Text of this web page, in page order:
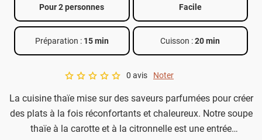
Actus
Téléchargez l'app Saveurs Recettes
Guide d'achat
Pour 2 personnes Facile
Préparation : 15 min Cuisson :20 min
A star rating of 0 out of 5.
0 avis Noter
La cuisine thaïe mise sur des saveurs parfumées pour créer
des plats à la fois réconfortants et chaleureux. Notre soupe
thaïe à la carotte et à la citronnelle est une entrée